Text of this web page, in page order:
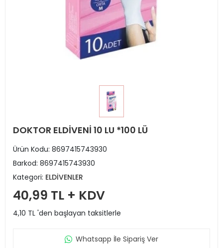
DOKTOR ELDİVENİ 10 LU *100 LÜ
Ürün Kodu: 8697415743930
Barkod: 8697415743930
Kategori: ELDİVENLER
40,99 TL + KDV
4,10 TL 'den başlayan taksitlerle
Whatsapp İle Sipariş Ver